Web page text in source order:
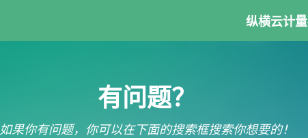
纵横云计
有问题？
如果你有问题，你可以在下面的搜索框搜索你想要的！